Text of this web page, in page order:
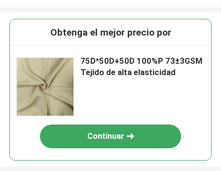
Obtenga el mejor precio por
75D*50D+50D 100%P 73±3GSM
Tejido de alta elasticidad
Continuar